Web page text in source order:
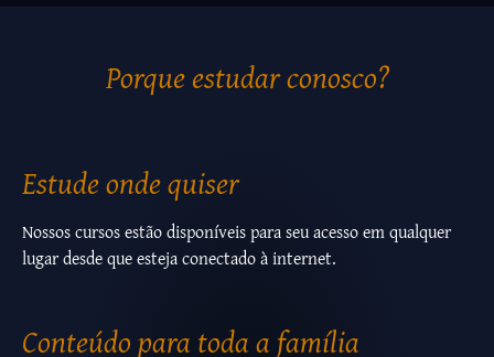
Porque estudar conosco?
Estude onde quiser
Nossos cursos estão disponíveis para seu acesso em qualquer
lugar desde que esteja conectado à internet.
Conteúdo para toda a família